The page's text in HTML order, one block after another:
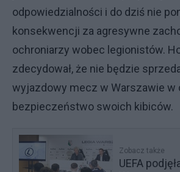
odpowiedzialności i do dziś nie
konsekwencji za agresywne
ochroniarzy wobec legionistów.
zdecydował, że nie będzie
wyjazdowy mecz w Warszawie w
bezpieczeństwo swoich kibiców.
Zobacz także
UEFA